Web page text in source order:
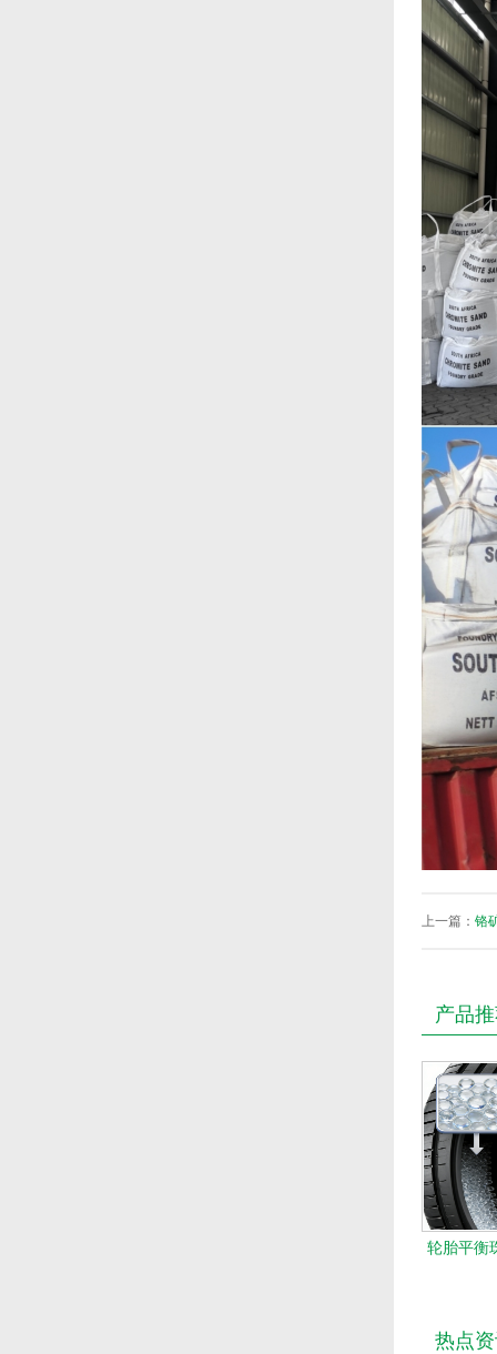
上一篇： 铬
产品
轮胎平衡
热点